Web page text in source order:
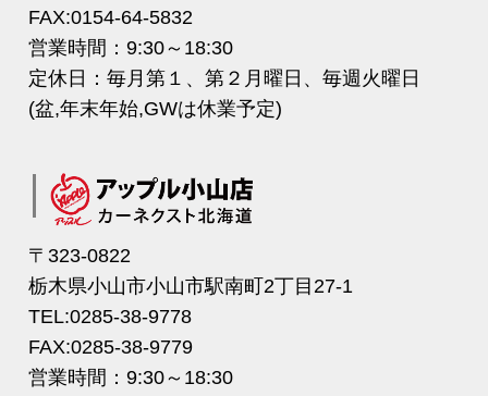
FAX:0154-64-5832
営業時間：9:30～18:30
定休日：毎月第１、第２月曜日、毎週火曜日
(盆,年末年始,GWは休業予定)
〒323-0822
栃木県小山市小山市駅南町2丁目27-1
TEL:0285-38-9778
FAX:0285-38-9779
営業時間：9:30～18:30